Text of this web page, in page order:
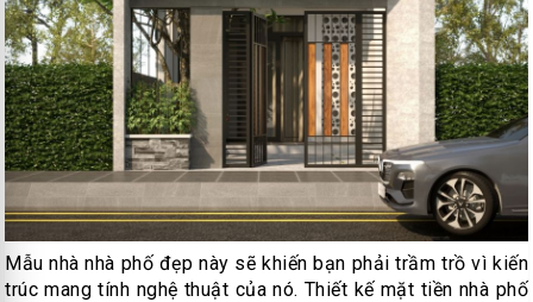
Mẫu nhà nhà phố đẹp này sẽ khiến bạn phải trầm trồ vì kiến
trúc mang tính nghệ thuật của nó. Thiết kế mặt tiền nhà phố